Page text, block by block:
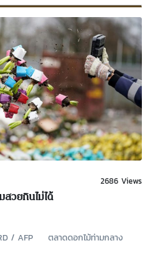
2686 Views
วยกินไม่ได้
/ AFP ตลาดดอกไม้ท่ามกลาง